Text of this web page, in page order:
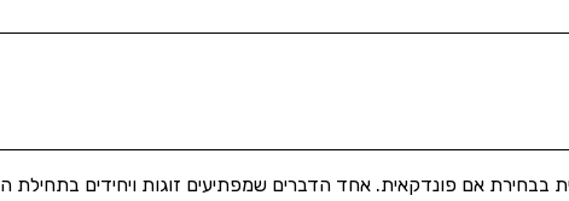
בבחירת אם פונדקאית. אחד הדברים שמפתיעים זוגות ויחידים